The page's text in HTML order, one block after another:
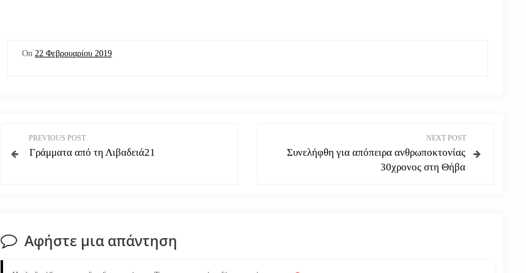
On 22 Φεβρουαρίου 2019
λ
γ
PREVIOUS POST
Γράμματα από τη Λιβαδειά21
NEXT POST
Συνελήφθη για απόπειρα ανθρωποκτονίας
30χρονος στη Θήβα
Αφήστε μια απάντηση